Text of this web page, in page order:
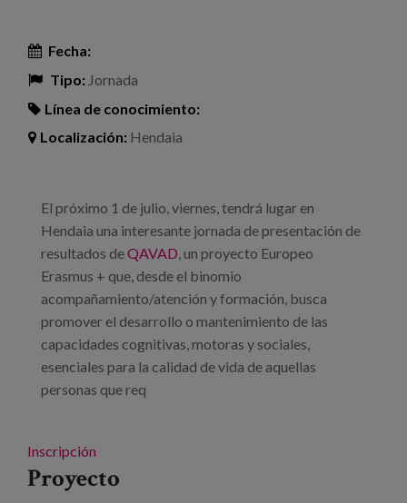
Fecha:
Tipo: Jornada
Línea de conocimiento:
Localización: Hendaia
El próximo 1 de julio, viernes, tendrá lugar en
Hendaia una interesante jornada de presentación de
resultados deQAVAD, un proyecto Europeo
Erasmus + que, desde el binomio
acompañamiento/atención y formación, busca
promover el desarrollo o mantenimiento de las
capacidades cognitivas, motoras y sociales,
esenciales para la calidad de vida de aquellas
personas que req
Inscripción
Proyecto